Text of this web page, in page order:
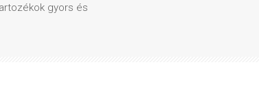
gyors és